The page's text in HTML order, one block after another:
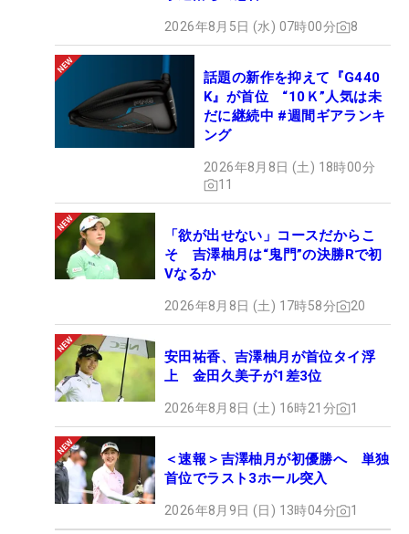
2026年8月5日 (水) 07時00分 8
話題の新作を抑えて『G440
K』が首位 “10Ｋ”人気は未
だに継続中 #週間ギアランキ
ング
2026年8月8日 (土) 18時00分
11
「欲が出せない」コースだからこ
そ 吉澤柚月は“鬼門”の決勝Rで初
Vなるか
2026年8月8日 (土) 17時58分 20
安田祐香、吉澤柚月が首位タイ浮
上 金田久美子が1差3位
2026年8月8日 (土) 16時21分 1
＜速報＞吉澤柚月が初優勝へ 単独
首位でラスト3ホール突入
2026年8月9日 (日) 13時04分 1